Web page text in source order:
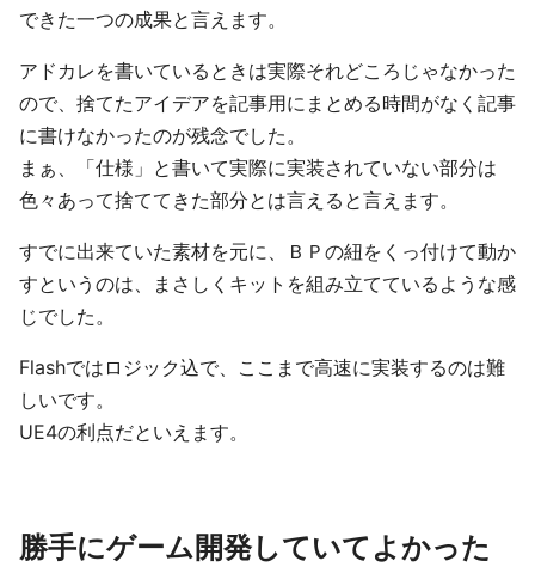
できた一つの成果と言えます。
アドカレを書いているときは実際それどころじゃなかった
ので、捨てたアイデアを記事用にまとめる時間がなく記事
に書けなかったのが残念でした。
まぁ、「仕様」と書いて実際に実装されていない部分は
色々あって捨ててきた部分とは言えると言えます。
すでに出来ていた素材を元に、ＢＰの紐をくっ付けて動か
すというのは、まさしくキットを組み立てているような感
じでした。
Flashではロジック込で、ここまで高速に実装するのは難
しいです。
UE4の利点だといえます。
勝手にゲーム開発していてよかった